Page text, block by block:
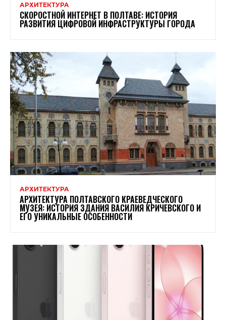
АРХИТЕКТУРА
СКОРОСТНОЙ ИНТЕРНЕТ В ПОЛТАВЕ: ИСТОРИЯ
РАЗВИТИЯ ЦИФРОВОЙ ИНФРАСТРУКТУРЫ ГОРОДА
АРХИТЕКТУРА
АРХИТЕКТУРА ПОЛТАВСКОГО КРАЕВЕДЧЕСКОГО
МУЗЕЯ: ИСТОРИЯ ЗДАНИЯ ВАСИЛИЯ КРИЧЕВСКОГО И
ЕГО УНИКАЛЬНЫЕ ОСОБЕННОСТИ